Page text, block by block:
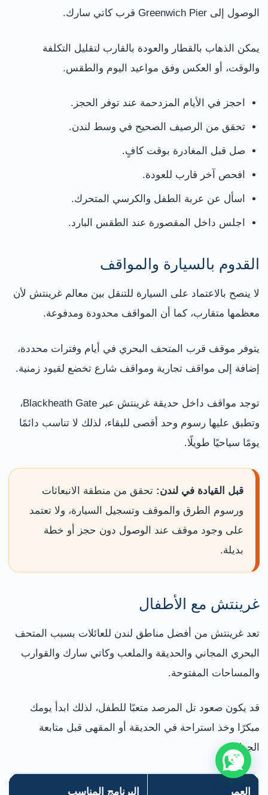
الوصول إلى Greenwich Pier قرب كاتي سارك.
يمكن الذهاب بالقطار والعودة بالقارب لتقليل التكلفة
والوقت، أو العكس وفق مواعيد اليوم والطقس.
احجز في الأيام المزدحمة عند توفر الحجز.
تحقق من الرصيف الصحيح في وسط لندن.
صل قبل المغادرة بوقت كافٍ.
افحص آخر قارب للعودة.
اسأل عن عربة الطفل والكرسي المتحرك.
اجلس داخل المقصورة عند الطقس البارد.
القدوم بالسيارة والمواقف
لا ينصح بالاعتماد على السيارة للتنقل بين معالم غرينتش لأن
معظمها متقارب، كما أن المواقف محدودة ومدفوعة.
يتوفر موقف قرب المتحف البحري في أيام وفترات محددة،
إضافة إلى مواقف تجارية ومواقف شارع تخضع لقيود زمنية.
توجد مواقف داخل حديقة غرينتش عبر Blackheath Gate،
وتطبق عليها رسوم وحد أقصى للبقاء، لذلك لا تناسب دائمًا
يومًا سياحيًا طويلًا.
قبل القيادة في لندن: تحقق من منطقة الانبعاثات
ورسوم الطرق والموقف وتسجيل السيارة، ولا تعتمد
على وجود موقف عند الوصول دون حجز أو خطة
بديلة.
غرينتش مع الأطفال
تعد غرينتش من أفضل مناطق لندن للعائلات بسبب المتحف
البحري المجاني والحديقة والملعب وكاتي سارك والقوارب
والمساحات المفتوحة.
قد يكون صعود تل المرصد متعبًا للطفل، لذلك ابدأ يومك
مبكرًا وخذ استراحة في الحديقة أو المقهى قبل متابعة
الجولة.
العمر البرنامج المناسب